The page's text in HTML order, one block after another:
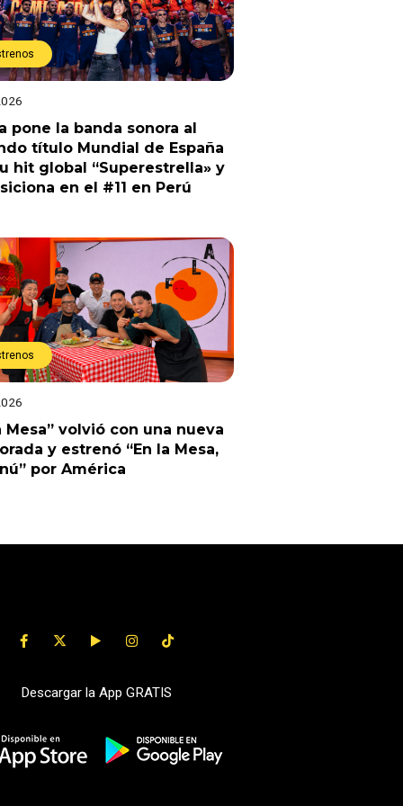
pone la banda sonora al
título Mundial de España
hit global “Superestrella» y
en el #11 en Perú
Mesa” volvió con una nueva
y estrenó “En la Mesa,
por América
Descargar la App GRATIS